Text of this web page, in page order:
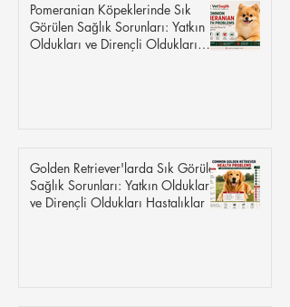
Pomeranian Köpeklerinde Sık
Görülen Sağlık Sorunları: Yatkın
Oldukları ve Dirençli Oldukları
Golden Retriever'larda Sık Görülen
Sağlık Sorunları: Yatkın Oldukları
ve Dirençli Oldukları Hastalıklar